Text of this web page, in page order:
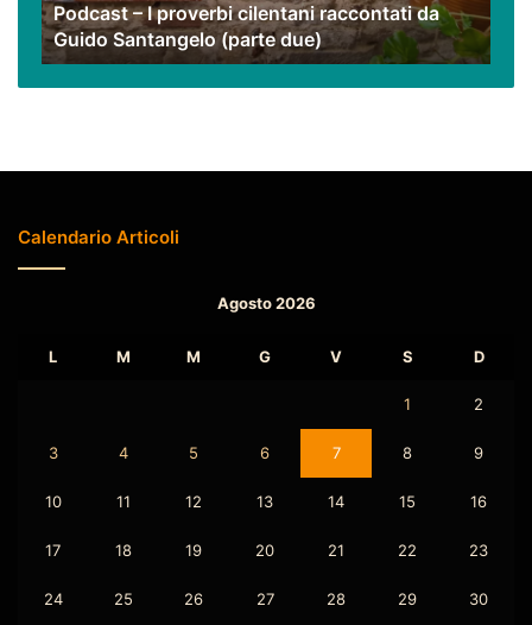
Santangelo
(parte
due)
Podcast – I proverbi cilentani raccontati da
Guido Santangelo (parte due)
Calendario Articoli
Agosto 2026
L M M G V S D
1 2
3 4 5 6 7 8 9
10 11 12 13 14 15 16
17 18 19 20 21 22 23
24 25 26 27 28 29 30